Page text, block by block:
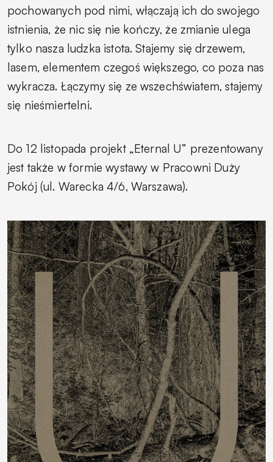
pochowanych pod nimi, włączają ich do swojego
istnienia, że nic się nie kończy, że zmianie ulega
tylko nasza ludzka istota. Stajemy się drzewem,
lasem, elementem czegoś większego, co poza nas
wykracza. Łączymy się ze wszechświatem, stajemy
się nieśmiertelni.
Do 12 listopada projekt „Eternal U” prezentowany
jest także w formie wystawy w Pracowni Duży
Pokój (ul. Warecka 4/6, Warszawa).